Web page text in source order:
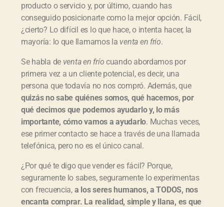
producto o servicio y, por último, cuando has
conseguido posicionarte como la mejor opción. Fácil,
¿cierto? Lo difícil es lo que hace, o intenta hacer, la
mayoría: lo que llamamos la venta en frío.
Se habla de venta en frío cuando abordamos por
primera vez a un cliente potencial, es decir, una
persona que todavía no nos compró. Además, que
quizás no sabe quiénes somos, qué hacemos, por
qué decimos que podemos ayudarlo y, lo más
importante, cómo vamos a ayudarlo. Muchas veces,
ese primer contacto se hace a través de una llamada
telefónica, pero no es el único canal.
¿Por qué te digo que vender es fácil? Porque,
seguramente lo sabes, seguramente lo experimentas
con frecuencia, a los seres humanos, a TODOS, nos
encanta comprar. La realidad, simple y llana, es que